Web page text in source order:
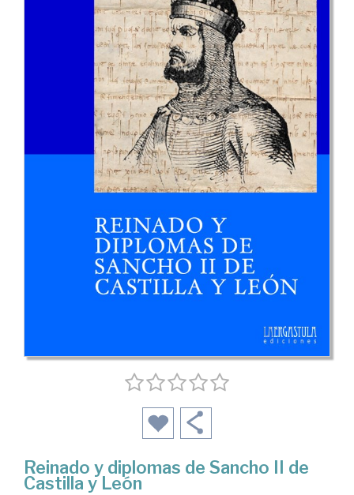
Reinado y diplomas de Sancho II de
Castilla y León